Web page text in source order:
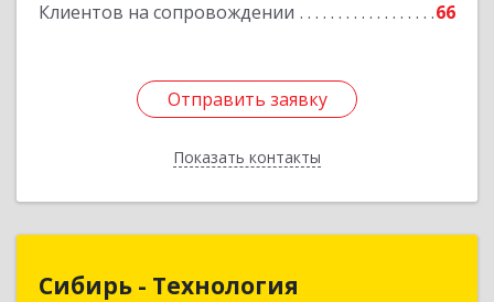
Клиентов на сопровождении 66
Отправить заявку
Показать контакты
Отправить заявку
Назад
Сибирь - Технология